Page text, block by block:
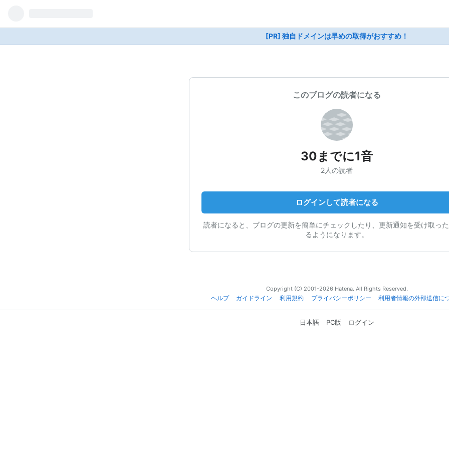
[PR] 独自ドメインは早めの取得がおすすめ！
このブログの読者になる
30までに1音
2人の読者
ログインして読者になる
読者になると、ブログの更新を簡単にチェックしたり、更新通知を受け取っ
るようになります。
Copyright (C) 2001-2026 Hatena. All Rights Reserved.
ヘルプ
ガイドライン 利用規約 プライバシーポリシー 利用者情報の外部送信に
日本語 PC版 ログイン